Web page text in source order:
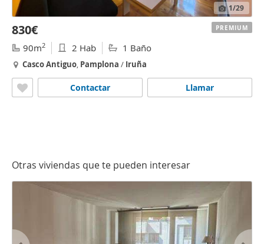
1/29
830€
90m2 2 Hab 1 Baño
CascoAntiguo, Pamplona / Iruña
Llamar
Contactar
PREMIUM
Otras viviendas que te pueden interesar